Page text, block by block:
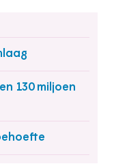
130 miljoen